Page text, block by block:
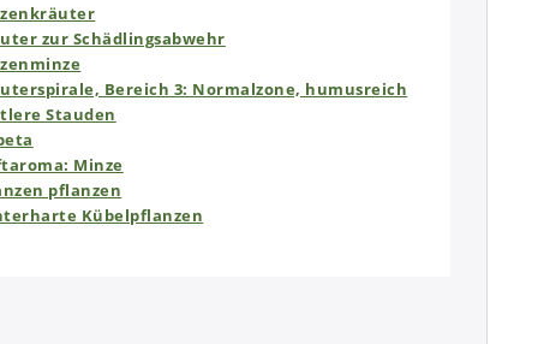
zur Schädlingsabwehr
Bereich 3: Normalzone, humusreich
Stauden
Minze
pflanzen
Kübelpflanzen